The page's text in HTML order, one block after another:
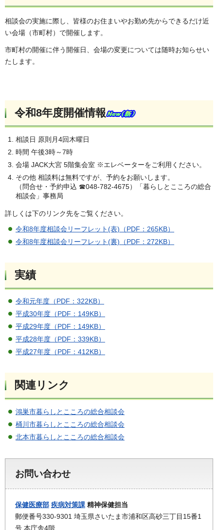
相談会の実施に際し、皆様のお住まいやお勤め先からできるだけ近
い会場（市町村）で開催します。
市町村の開催に伴う開催日、会場の変更については随時お知らせい
たします。
令和8年度開催情報
相談日 原則月4回木曜日
時間 午後3時～7時
会場 JACK大宮 5階集会室 ※エレベーターをご利用ください。
その他 相談料は無料ですが、予約をお願いします。
（問合せ・予約申込 ☎048-782-4675）「暮らしとこころの総合
相談会」事務局
詳しくは下のリンク先をご覧ください。
令和8年度相談会リーフレット(表)（PDF：265KB）
令和8年度相談会リーフレット(裏)（PDF：272KB）
実績
令和元年度（PDF：322KB）
平成30年度（PDF：149KB）
平成29年度（PDF：149KB）
平成28年度（PDF：339KB）
平成27年度（PDF：412KB）
関連リンク
鴻巣市暮らしとこころの総合相談会
桶川市暮らしとこころの総合相談会
北本市暮らしとこころの総合相談会
お問い合わせ
保健医療部 疾病対策課 精神保健担当
郵便番号330-9301 埼玉県さいたま市浦和区高砂三丁目15番1
号 本庁舎4階